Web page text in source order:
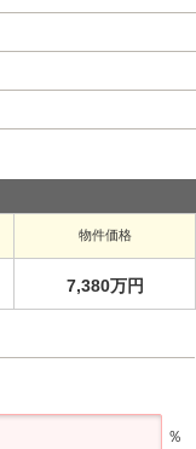
物件価格
7,380万円
％